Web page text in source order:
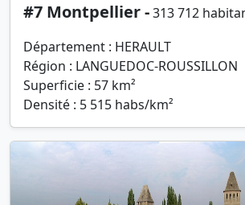
#7 Montpellier -313 712
Département : HERAULT
Région : LANGUEDOC-ROUSSILLON
Superficie : 57 km²
Densité : 5 515 habs/km²